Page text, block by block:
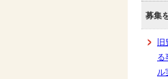
募集
る
ル